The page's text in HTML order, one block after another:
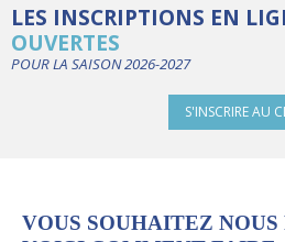
LES INSCRIPTIONS EN
OUVERTES
POUR LA SAISON 2026-2027
S'INSCRIRE AU
VOUS SOUHAITEZ